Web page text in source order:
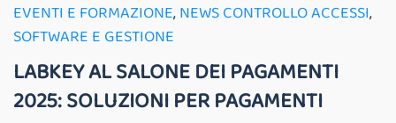
EVENTI E FORMAZIONE,NEWS CONTROLLO ACCESSI,
SOFTWARE E GESTIONE
LABKEY AL SALONE DEI PAGAMENTI
2025: SOLUZIONI PER PAGAMENTI